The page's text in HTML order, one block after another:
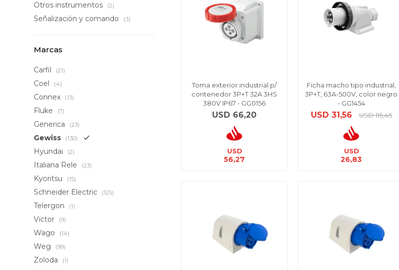
Toma exterior industrial p/
contenedor 3P+T 32A 3HS
380V IP67 - GG0156
USD 66,20
USD
56,27
Ficha macho tipo industrial,
3P+T, 63A-500V, color negro
- GG1454
USD 31,56 USD 115,45
USD
26,83
Otros instrumentos (2)
Señalización y comando (3)
Marcas
Carfil (21)
Coel (4)
Connex (13)
Fluke (7)
Generica (23)
Gewiss (130)
Hyundai (2)
Italiana Rele (23)
Kyoritsu (15)
Schneider Electric (125)
Telergon (1)
Victor (9)
Wago (14)
Weg (99)
Zoloda (1)